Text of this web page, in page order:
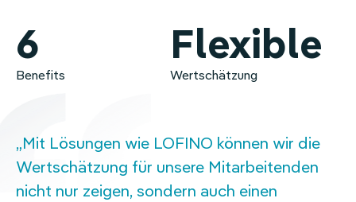
6
Benefits
Flexible
Wertschätzung
Mit Lösungen wie LOFINO können wir die
Wertschätzung für unsere Mitarbeitenden
nicht nur zeigen, sondern auch einen